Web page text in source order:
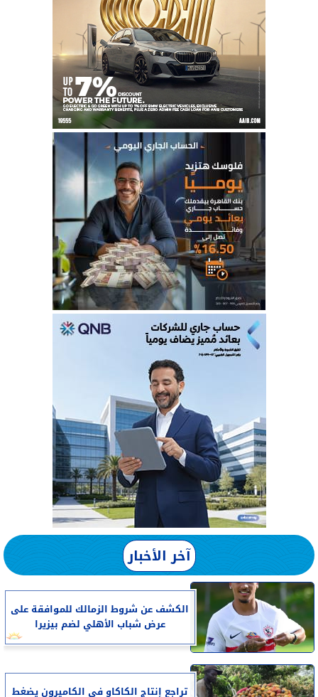
آخر الأخبار
الكشف عن شروط الزمالك للموافقة على
عرض شباب الأهلي لضم بيزيرا
تراجع إنتاج الكاكاو في الكاميرون يضغط